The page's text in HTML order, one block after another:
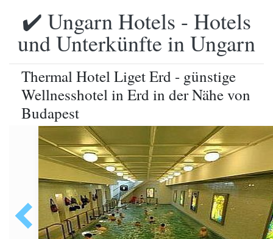
✔️ Ungarn Hotels - Hotels
und Unterkünfte in Ungarn
Thermal Hotel Liget Erd - günstige
Wellnesshotel in Erd in der Nähe von
Budapest